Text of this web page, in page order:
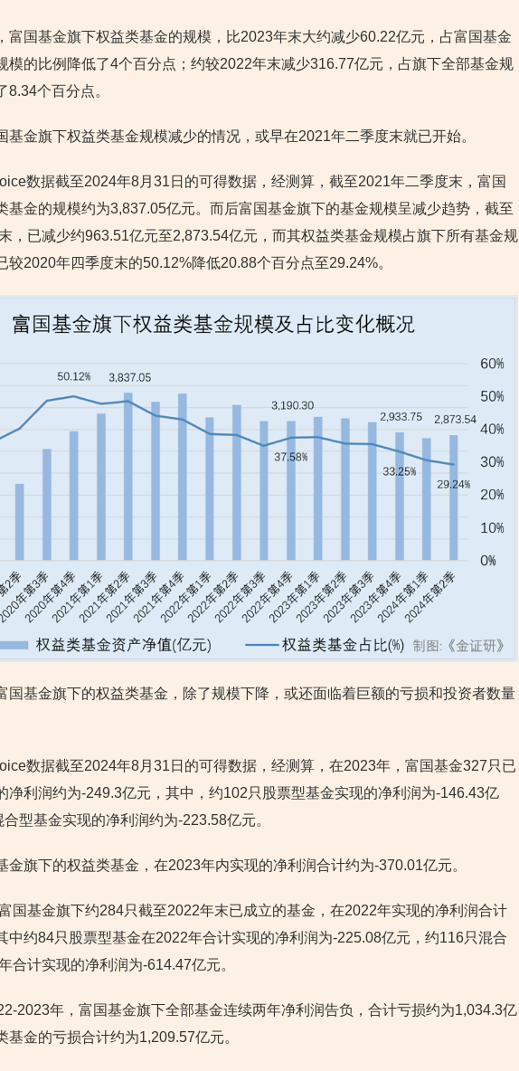
富国基金旗下权益类基金的规模，比2023年末大约减少60.22亿元，占富国基金
模的比例降低了4个百分点；约较2022年末减少316.77亿元，占旗下全部基金规
8.34个百分点。
基金旗下权益类基金规模减少的情况，或早在2021年二季度末就已开始。
数据截至2024年8月31日的可得数据，经测算，截至2021年二季度末，富国
基金的规模约为3,837.05亿元。而后富国基金旗下的基金规模呈减少趋势，截至
，已减少约963.51亿元至2,873.54亿元，而其权益类基金规模占旗下所有基金规
较2020年四季度末的50.12%降低20.88个百分点至29.24%。
国基金旗下的权益类基金，除了规模下降，或还面临着巨额的亏损和投资者数量
数据截至2024年8月31日的可得数据，经测算，在2023年，富国基金327只已
净利润约为-249.3亿元，其中，约102只股票型基金实现的净利润为-146.43亿
型基金实现的净利润约为-223.58亿元。
金旗下的权益类基金，在2023年内实现的净利润合计约为-370.01亿元。
国基金旗下约284只截至2022年末已成立的基金，在2022年实现的净利润合计
中约84只股票型基金在2022年合计实现的净利润为-225.08亿元，约116只混合
合计实现的净利润为-614.47亿元。
2023年，富国基金旗下全部基金连续两年净利润告负，合计亏损约为1,034.3亿
基金的亏损合计约为1,209.57亿元。